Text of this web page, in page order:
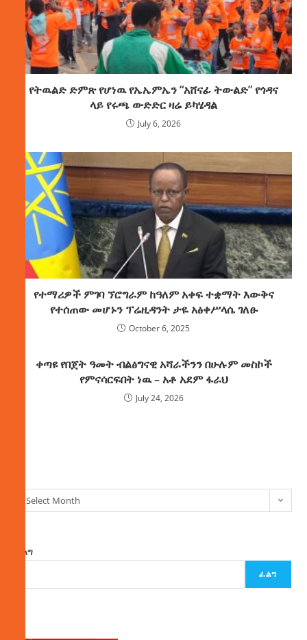
የትዉልድ ድምጽ የሆነዉ የኤኤምኤን “አሸናፊ ትውልድ” የጎዳና
ላይ የሩጫ ውድድር ዛሬ ይካሄዳል
July 6, 2026
የተማሪዎች ምገባ ኘሮግራም ከዓለም አቀፍ ተቋማት እውቅና
የተሰጠው መሆኑን ፕሬዚዳንት ታዬ አፅቀሥላሴ ገለፁ
October 6, 2025
ቀጣዩ የበጀት ዓመት ብልፅግናዊ አሻራችንን በሁሉም መስኮች
የምናሳርፍበት ነዉ – አቶ አደም ፋራህ
July 24, 2026
Select Month
ፈልግ
ፈልግ